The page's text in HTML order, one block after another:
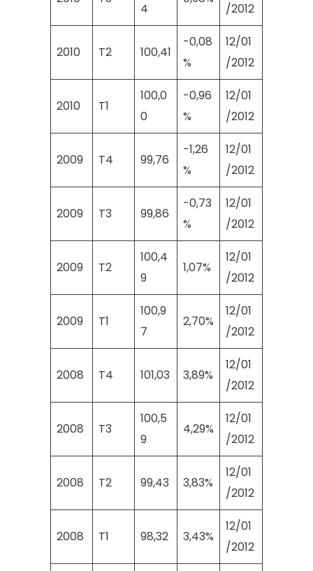
4
/2012
2010 T2 100,41
-0,08
%
12/01
/2012
2010 T1
100,0
0
-0,96
%
12/01
/2012
2009 T4 99,76
-1,26
%
12/01
/2012
2009 T3 99,86
-0,73
%
12/01
/2012
2009 T2
100,4
9
1,07%
12/01
/2012
2009 T1
100,9
7
2,70%
12/01
/2012
2008 T4 101,03 3,89%
12/01
/2012
2008 T3
100,5
9
4,29%
12/01
/2012
2008 T2 99,43 3,83%
12/01
/2012
2008 T1 98,32 3,43%
12/01
/2012